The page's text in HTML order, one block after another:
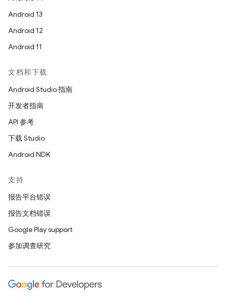
Android 13
Android 12
Android 11
文档和下载
Android Studio 指南
开发者指南
API 参考
下载 Studio
Android NDK
支持
报告平台错误
报告文档错误
Google Play support
参加调查研究